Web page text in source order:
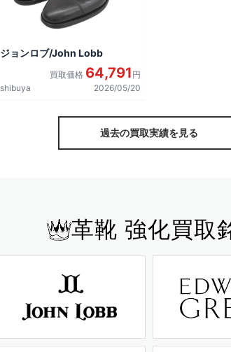
ジョンロブ/John Lobb
買取価格 64,791 円
shibuya
2026/05/20
過去の買取実績を見る
革靴 強化買取